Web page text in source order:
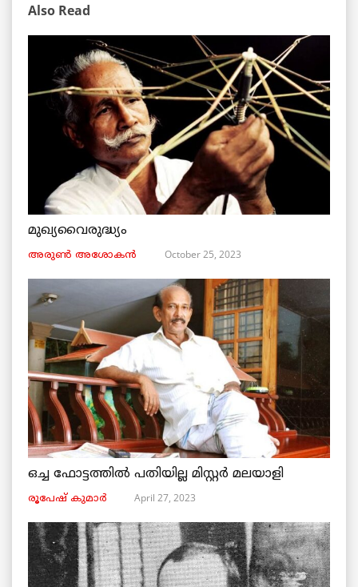
Also Read
മുഖ്യവൈരുദ്ധ്യം
അരുണ്‍ അശോകൻ October 25, 2023
ഒച്ച ഫോട്ടത്തിൽ പതിയില്ല മിസ്റ്റർ മലയാളി
രൂപേഷ്‌ കുമാര്‍ April 27, 2023